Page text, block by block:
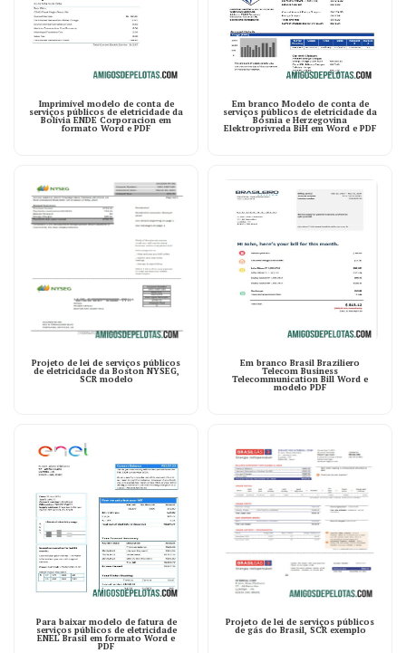
Imprimível modelo de conta de
serviços públicos de eletricidade da
Bolívia ENDE Corporacion em
formato Word e PDF
Em branco Modelo de conta de
serviços públicos de eletricidade da
Bósnia e Herzegovina
Elektroprivreda BiH em Word e PDF
Projeto de lei de serviços públicos
de eletricidade da Boston NYSEG,
SCR modelo
Em branco Brasil Braziliero
Telecom Business
Telecommunication Bill Word e
modelo PDF
Para baixar modelo de fatura de
serviços públicos de eletricidade
ENEL Brasil em formato Word e
PDF
Projeto de lei de serviços públicos
de gás do Brasil, SCR exemplo